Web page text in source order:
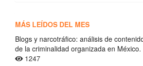
MÁS LEÍDOS DEL MES
Blogs y narcotráfico: análisis de
de la criminalidad organizada en México.
1247